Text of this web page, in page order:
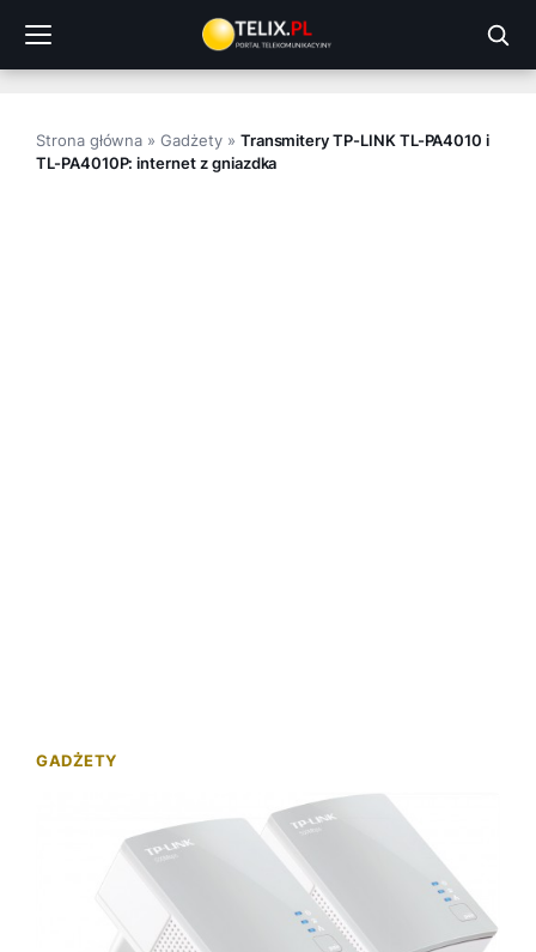
treści
Strona główna »Gadżety» Transmitery TP-LINK TL-PA4010 i
TL-PA4010P: internet z gniazdka
GADŻETY